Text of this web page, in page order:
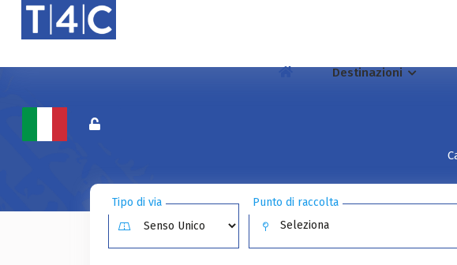
Destinazioni
Tipo di via
Punto di raccolta
Seleziona